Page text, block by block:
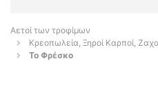
Αετοί των τροφίμων
Κρεοπωλεία, Ξηροί Καρποί,
Το Φρέσκο